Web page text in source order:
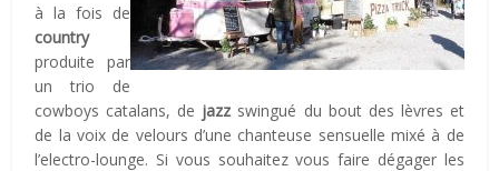
à la fois de
country
produite par
un trio de
cowboys catalans, de jazzswingué du bout des lèvres et
de la voix de velours d’une chanteuse sensuelle mixé à de
l’electro-lounge. Si vous souhaitez vous faire dégager les